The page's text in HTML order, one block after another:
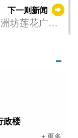
下一则新闻
坊莲花广场
政楼